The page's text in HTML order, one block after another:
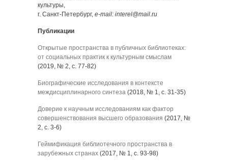
культуры,
г. Санкт-Петербург, e-mail: interel@mail.ru
Публикации
Открытые пространства в публичных библиотеках:
от социальных практик к культурным смыслам
(2019, № 2, с. 77-82)
Биографические исследования в контексте
междисциплинарного синтеза (2018, № 1, с. 31-35)
Доверие к научным исследованиям как фактор
совершенствования высшего образования (2017, №
2, с. 3-6)
Геймификация библиотечного пространства в
зарубежных странах (2017, № 1, с. 93-98)